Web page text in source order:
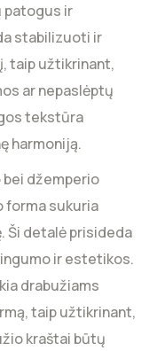
patogus ir
stabilizuoti ir
taip užtikrinant,
ar nepaslėptų
tekstūra
harmoniją.
džemperio
forma sukuria
Ši detalė prisideda
ir estetikos.
drabužiams
taip užtikrinant,
kraštai būtų